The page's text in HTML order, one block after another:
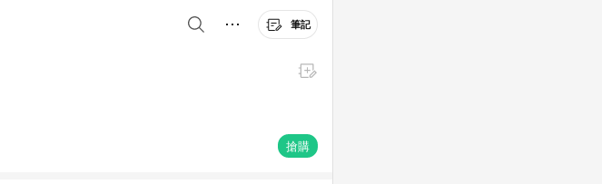
筆記
搶購